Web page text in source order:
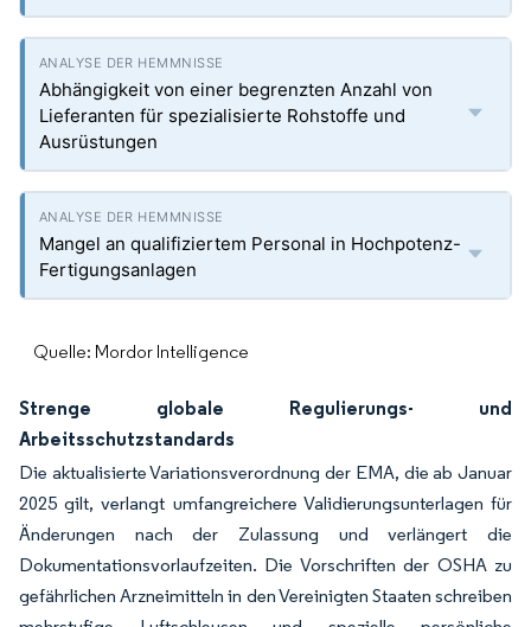
Abhängigkeit von einer begrenzten Anzahl von
Lieferanten für spezialisierte Rohstoffe und
Ausrüstungen
Mangel an qualifiziertem Personal in Hochpotenz-
Fertigungsanlagen
Quelle: Mordor Intelligence
Strenge globale Regulierungs- und
Arbeitsschutzstandards
Die aktualisierte Variationsverordnung der EMA, die ab Januar
2025 gilt, verlangt umfangreichere Validierungsunterlagen für
Änderungen nach der Zulassung und verlängert die
Dokumentationsvorlaufzeiten. Die Vorschriften der OSHA zu
gefährlichen Arzneimitteln in den Vereinigten Staaten schreiben